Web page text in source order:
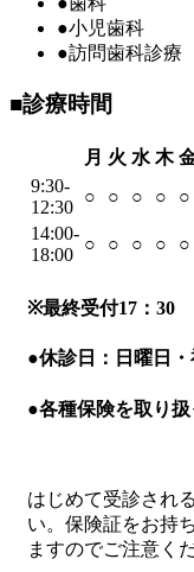
●小児歯科
●訪問歯科診療
■診療時間
月 火 水 木
9:30-
12:30
○ ○ ○ ○ ○
14:00-
18:00
○ ○ ○ ○ ○
※最終受付17：30
●休診日：日曜日・
●各種保険を取り扱
はじめて受診され
い。保険証をお持
ますのでご注意く